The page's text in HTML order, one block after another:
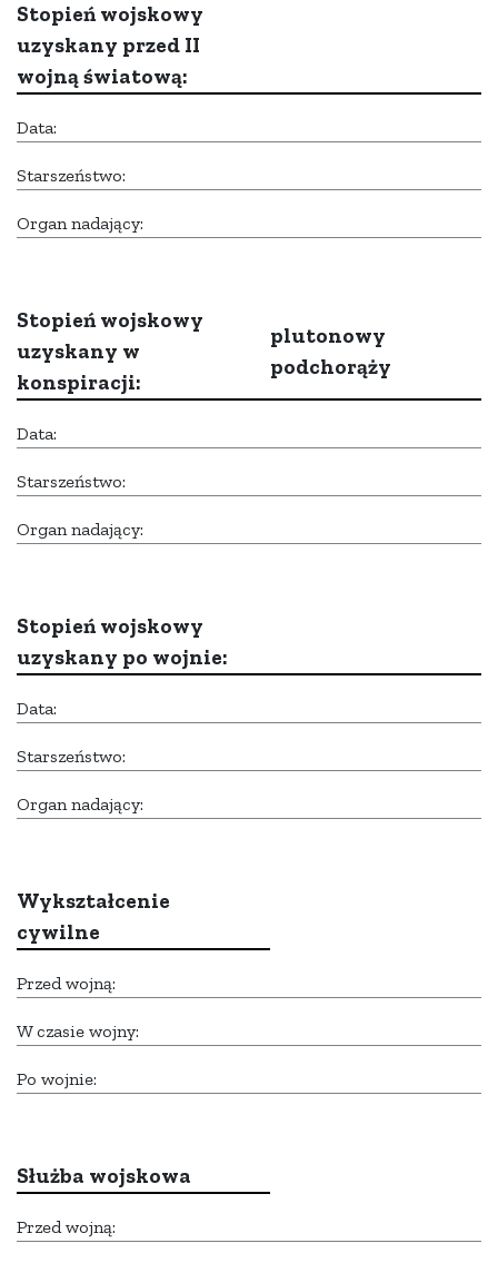
Stopień wojskowy
uzyskany przed II
wojną światową:
Data:
Starszeństwo:
Organ nadający:
Stopień wojskowy
uzyskany w
konspiracji:
plutonowy
podchorąży
Data:
Starszeństwo:
Organ nadający:
Stopień wojskowy
uzyskany po wojnie:
Data:
Starszeństwo:
Organ nadający:
Wykształcenie
cywilne
Przed wojną:
W czasie wojny:
Po wojnie:
Służba wojskowa
Przed wojną: